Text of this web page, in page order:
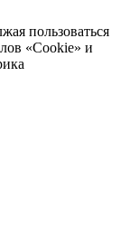
пользоваться
«Cookie» и